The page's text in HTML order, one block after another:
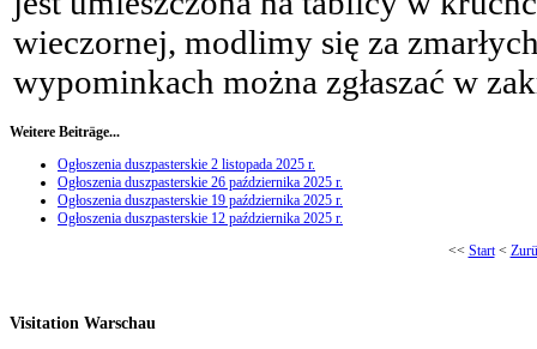
wieczornej, modlimy się za
wypominkach można zgłaszać w
Weitere Beiträge...
Ogłoszenia duszpasterskie 2 listopada 2025 r.
Ogłoszenia duszpasterskie 26 października 2025 r.
Ogłoszenia duszpasterskie 19 października 2025 r.
Ogłoszenia duszpasterskie 12 października 2025 r.
<< Start<
Visitation Warschau